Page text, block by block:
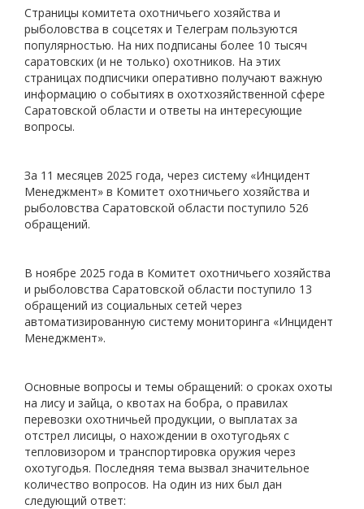
Страницы комитета охотничьего хозяйства и
рыболовства в соцсетях и Телеграм пользуются
популярностью. На них подписаны более 10 тысяч
саратовских (и не только) охотников. На этих
страницах подписчики оперативно получают важную
информацию о событиях в охотхозяйственной сфере
Саратовской области и ответы на интересующие
вопросы.
За 11 месяцев 2025 года, через систему «Инцидент
Менеджмент» в Комитет охотничьего хозяйства и
рыболовства Саратовской области поступило 526
обращений.
В ноябре 2025 года в Комитет охотничьего хозяйства
и рыболовства Саратовской области поступило 13
обращений из социальных сетей через
автоматизированную систему мониторинга «Инцидент
Менеджмент».
Основные вопросы и темы обращений: о сроках охоты
на лису и зайца, о квотах на бобра, о правилах
перевозки охотничьей продукции, о выплатах за
отстрел лисицы, о нахождении в охотугодьях с
тепловизором и транспортировка оружия через
охотугодья. Последняя тема вызвал значительное
количество вопросов. На один из них был дан
следующий ответ: